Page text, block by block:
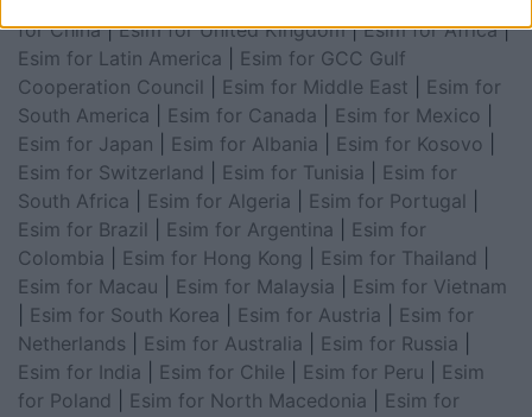
for China|Esim for United Kingdom|Esim for Africa|
Esim for Latin America
Esim for GCC Gulf
Cooperation Council
Esim for Middle East
Esim for
South America
Esim for Canada Esim for Mexico
Esim for Japan
Esim for Albania Esim for Kosovo
Esim for Switzerland
Esim for Tunisia
Esim for
South Africa
Esim for Algeria Esim for Portugal
Esim for Brazil
Esim for Argentina
Esim for
Colombia
Esim for Hong Kong Esim for Thailand
Esim for Macau
Esim for Malaysia
Esim for Vietnam
Esim for South Korea Esim for Austria
Esim for
Netherlands
Esim for Australia Esim for Russia
Esim for India
Esim for Chile Esim for Peru
Esim
for Poland
Esim for North Macedonia
Esim for